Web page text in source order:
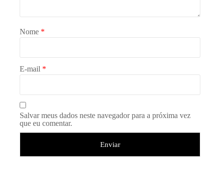
Nome *
E-mail *
Salvar meus dados neste navegador para a próxima vez
que eu comentar.